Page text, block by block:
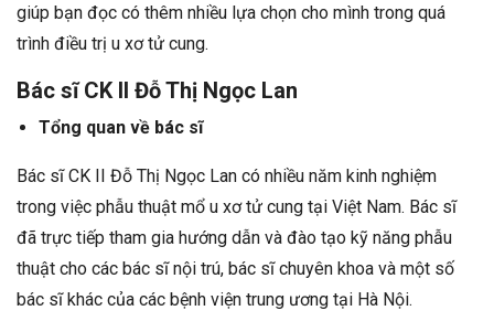
giúp bạn đọc có thêm nhiều lựa chọn cho mình trong quá
trình điều trị u xơ tử cung.
Bác sĩ CK II Đỗ Thị Ngọc Lan
Tổng quan về bác sĩ
Bác sĩ CK II Đỗ Thị Ngọc Lan có nhiều năm kinh nghiệm
trong việc phẫu thuật mổ u xơ tử cung tại Việt Nam. Bác sĩ
đã trực tiếp tham gia hướng dẫn và đào tạo kỹ năng phẫu
thuật cho các bác sĩ nội trú, bác sĩ chuyên khoa và một số
bác sĩ khác của các bệnh viện trung ương tại Hà Nội.